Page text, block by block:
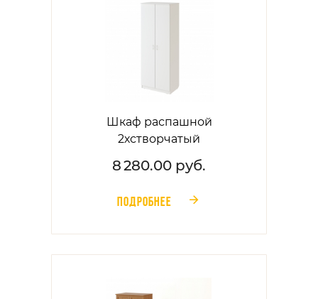
Шкаф распашной
2хстворчатый
8 280.00 руб.
ПОДРОБНЕЕ 󰁔